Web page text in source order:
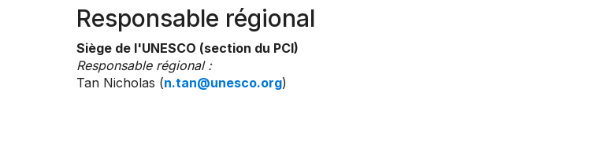
Responsable régional
Siège de l'UNESCO (section du PCI)
Responsable régional :
Tan Nicholas (n.tan@unesco.org)